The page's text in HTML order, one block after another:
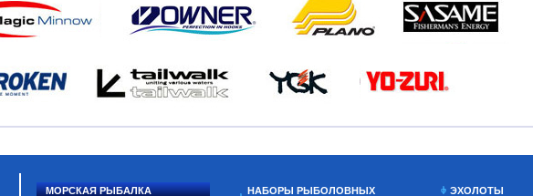
МОРСКАЯ РЫБАЛКА НАБОРЫ РЫБОЛОВНЫХ ЭХОЛОТЫ